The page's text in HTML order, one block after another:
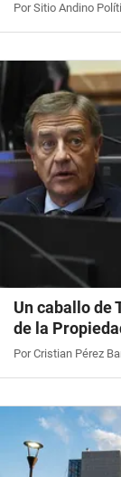
Por Sitio Andino
Un caballo de
de la
Por Cristian Pérez